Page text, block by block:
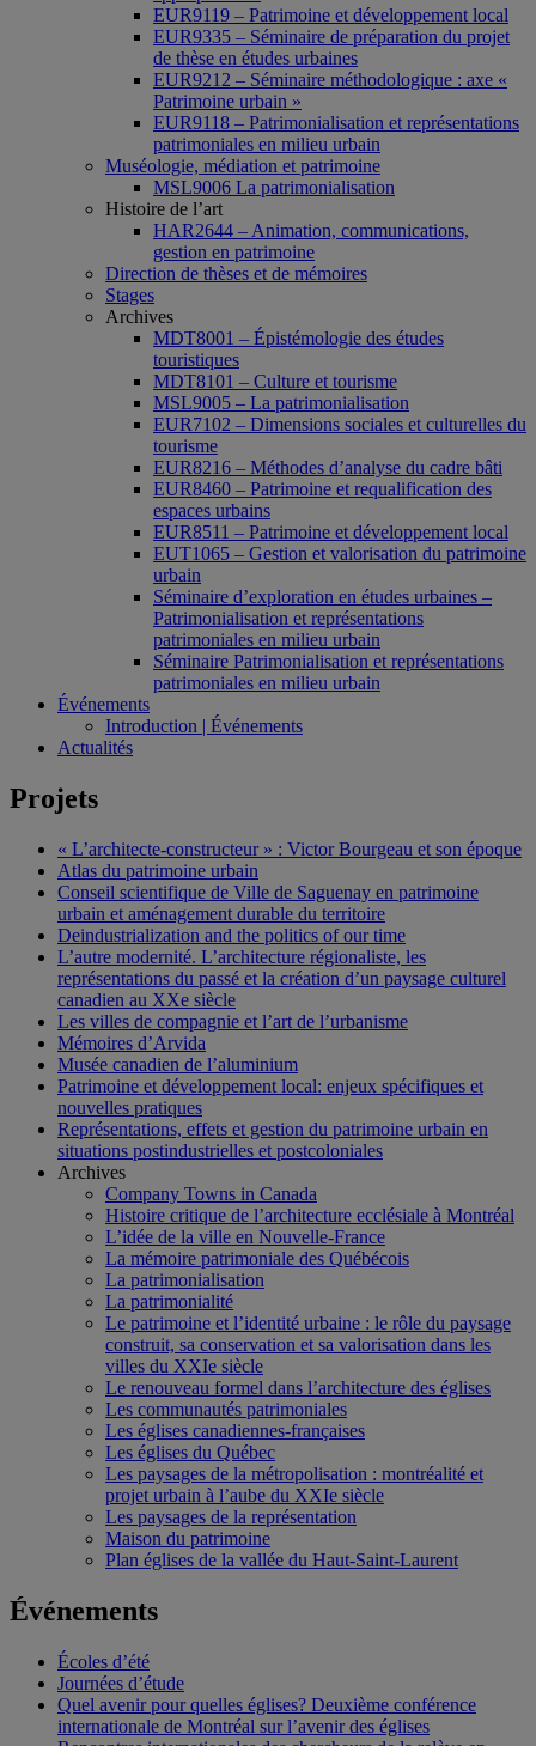
EUR9119 – Patrimoine et développement local
EUR9335 – Séminaire de préparation du projet
de thèse en études urbaines
EUR9212 – Séminaire méthodologique : axe «
Patrimoine urbain »
EUR9118 – Patrimonialisation et représentations
patrimoniales en milieu urbain
Muséologie, médiation et patrimoine
MSL9006 La patrimonialisation
Histoire de l’art
HAR2644 – Animation, communications,
gestion en patrimoine
Direction de thèses et de mémoires
Stages
Archives
MDT8001 – Épistémologie des études
touristiques
MDT8101 – Culture et tourisme
MSL9005 – La patrimonialisation
EUR7102 – Dimensions sociales et culturelles du
tourisme
EUR8216 – Méthodes d’analyse du cadre bâti
EUR8460 – Patrimoine et requalification des
espaces urbains
EUR8511 – Patrimoine et développement local
EUT1065 – Gestion et valorisation du patrimoine
urbain
Séminaire d’exploration en études urbaines –
Patrimonialisation et représentations
patrimoniales en milieu urbain
Séminaire Patrimonialisation et représentations
patrimoniales en milieu urbain
Événements
Introduction | Événements
Actualités
Projets
« L’architecte-constructeur » : Victor Bourgeau et son époque
Atlas du patrimoine urbain
Conseil scientifique de Ville de Saguenay en patrimoine
urbain et aménagement durable du territoire
Deindustrialization and the politics of our time
L’autre modernité. L’architecture régionaliste, les
représentations du passé et la création d’un paysage culturel
canadien au XXe siècle
Les villes de compagnie et l’art de l’urbanisme
Mémoires d’Arvida
Musée canadien de l’aluminium
Patrimoine et développement local: enjeux spécifiques et
nouvelles pratiques
Représentations, effets et gestion du patrimoine urbain en
situations postindustrielles et postcoloniales
Archives
Company Towns in Canada
Histoire critique de l’architecture ecclésiale à Montréal
L’idée de la ville en Nouvelle-France
La mémoire patrimoniale des Québécois
La patrimonialisation
La patrimonialité
Le patrimoine et l’identité urbaine : le rôle du paysage
construit, sa conservation et sa valorisation dans les
villes du XXIe siècle
Le renouveau formel dans l’architecture des églises
Les communautés patrimoniales
Les églises canadiennes-françaises
Les églises du Québec
Les paysages de la métropolisation : montréalité et
projet urbain à l’aube du XXIe siècle
Les paysages de la représentation
Maison du patrimoine
Plan églises de la vallée du Haut-Saint-Laurent
Événements
Écoles d’été
Journées d’étude
Quel avenir pour quelles églises? Deuxième conférence
internationale de Montréal sur l’avenir des églises